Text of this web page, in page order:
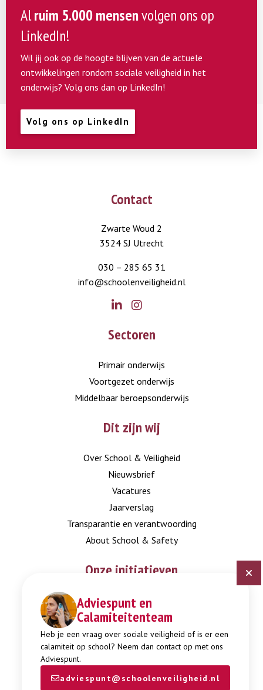
Adviespunt en
Calamiteitenteam
Heb je een vraag over sociale veiligheid of is er een
calamiteit op school? Neem dan contact op met ons
Adviespunt.
adviespunt@schoolenveiligheid.nl
Alruim 5.000 mensenvolgen ons op
LinkedIn!
Wil jij ook op de hoogte blijven van de actuele
ontwikkelingen rondom sociale veiligheid in het
onderwijs? Volg ons dan op LinkedIn!
Volg ons op LinkedIn
Contact
Zwarte Woud 2
3524 SJ Utrecht
030 – 285 65 31
info@schoolenveiligheid.nl
Sectoren
Primair onderwijs
Voortgezet onderwijs
Middelbaar beroepsonderwijs
Dit zijn wij
Over School & Veiligheid
Nieuwsbrief
Vacatures
Jaarverslag
Transparantie en verantwoording
About School & Safety
Onze initiatieven
Digitaal Veiligheidsplan
Expertisepunt Burgerschap
Gendi
Week tegen Pesten